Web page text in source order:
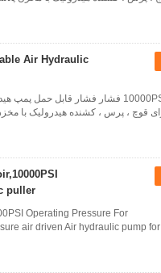
Air Hydraulic
puller
Operating Pressure For
air driven Air hydraulic pump for